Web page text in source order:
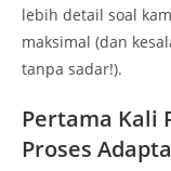
lebih detail soal
maksimal (dan
tanpa sadar!).
Pertama Kali
Proses